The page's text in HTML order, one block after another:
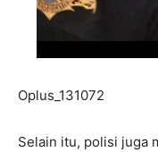
Oplus_131072
Selain itu, polisi juga